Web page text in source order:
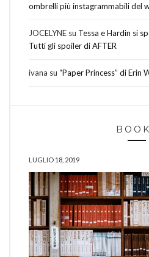
ombrelli più instagrammabili del
JOCELYNE su Tessa e Hardin si
Tutti gli spoiler di AFTER
ivana su “Paper Princess” di Erin
LUGLIO 18, 2019